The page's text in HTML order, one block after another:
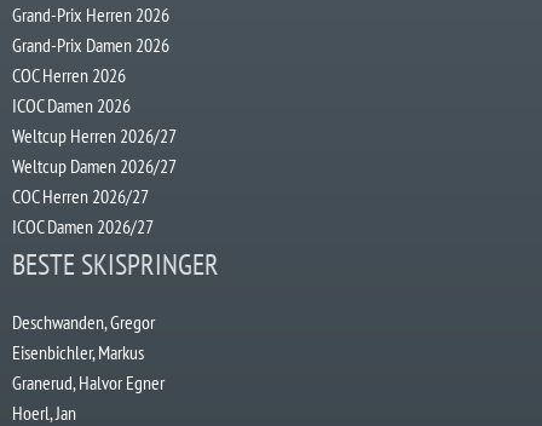
Grand-Prix Herren 2026
Grand-Prix Damen 2026
COC Herren 2026
ICOC Damen 2026
Weltcup Herren 2026/27
Weltcup Damen 2026/27
COC Herren 2026/27
ICOC Damen 2026/27
BESTE SKISPRINGER
Deschwanden, Gregor
Eisenbichler, Markus
Granerud, Halvor Egner
Hoerl, Jan